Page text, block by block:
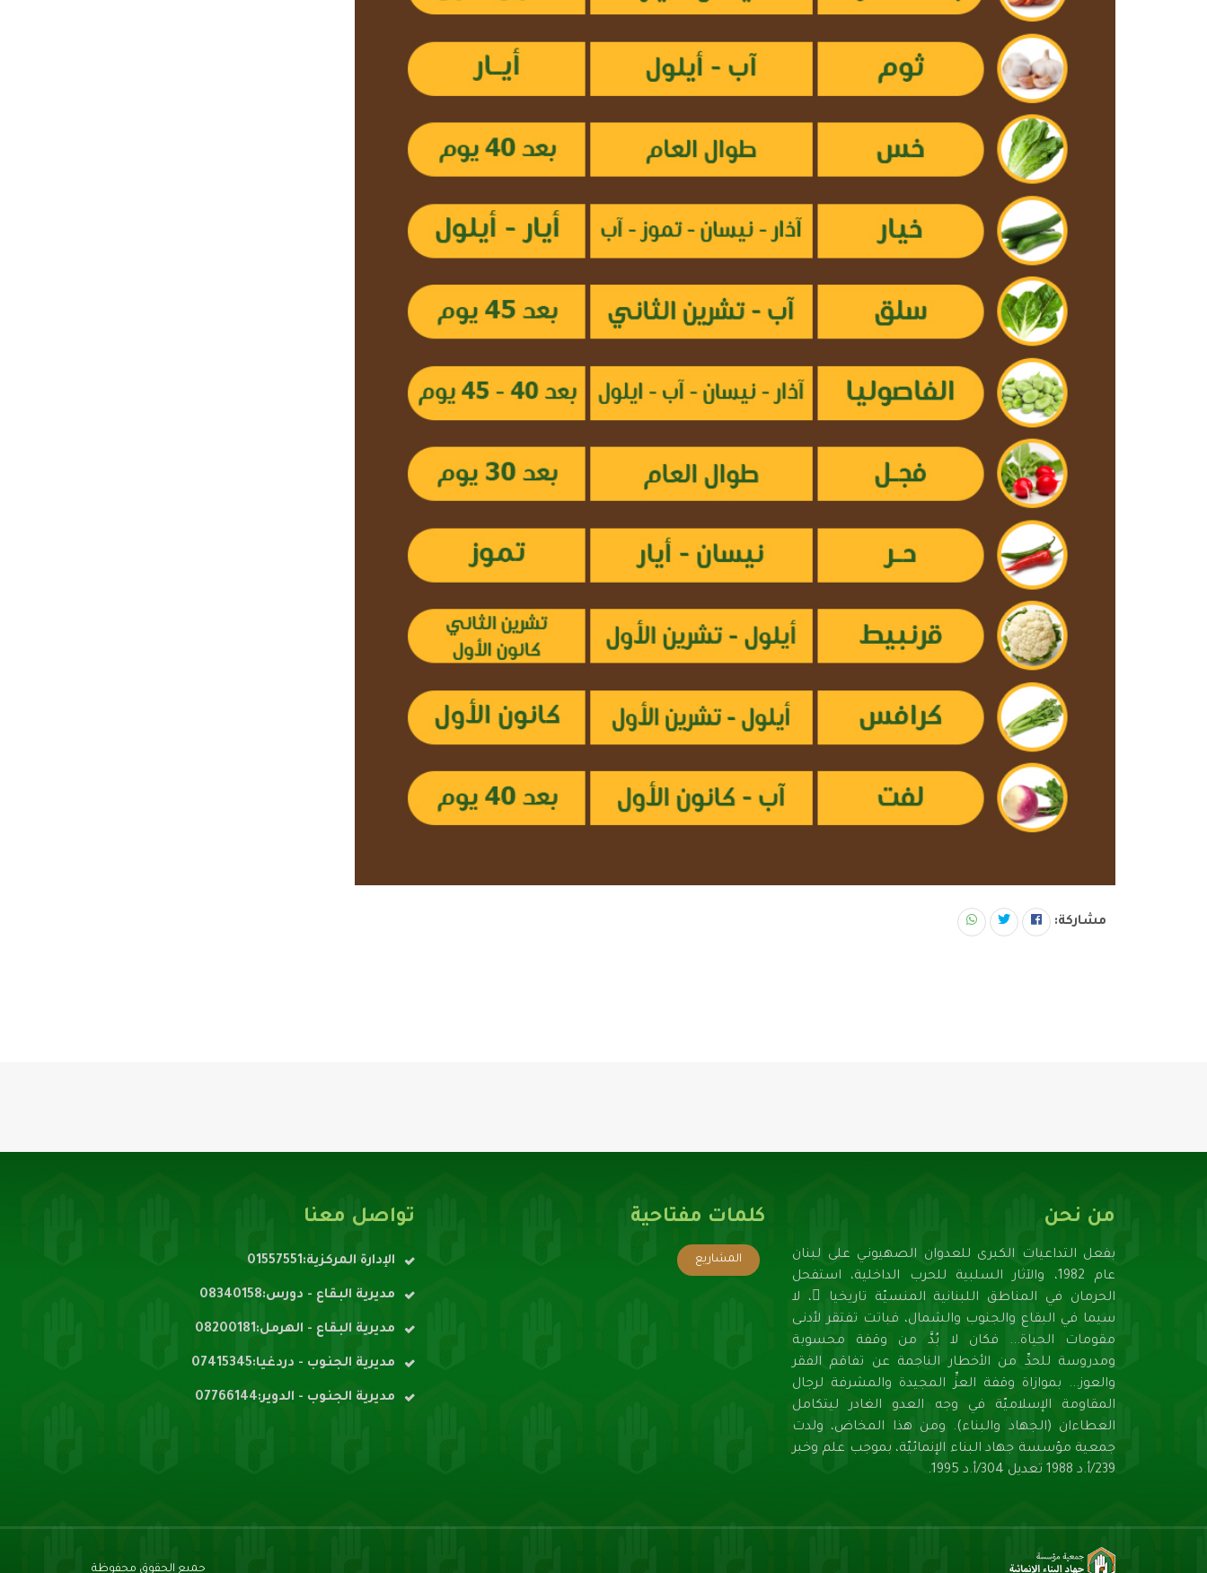
مشاركة:
من نحن
بفعل التداعيات الكبرى للعدوان الصهيونـي على لبنان
عام 1982، والآثار السلبية للحرب الداخلية، استفحل
الحرمان في المناطق اللبنانية المنسيّة تاريخيا ً، لا
سيما في البقاع والجنوب والشمال، فباتت تفتقر لأدنـى
مقومات الحياة... فكان لا بُدَّ من وقفة محسوبة
ومدروسة للحدِّ من الأخطار الناجمة عن تفاقم الفقر
والعوز... بموازاة وقفة العزِّ المجيدة والمشرفة لرجال
المقاومة الإسلاميّة في وجه العدو الغادر ليتكامل
العطاءان (الجهاد والبناء). ومن هذا المخاض، ولدت
جمعية مؤسسة جهاد البناء الإنمائيّة، بموجب علم وخبر
239/أ.د 1988 تعديل 304/أ.د 1995.
كلمات مفتاحية
المشاريع
تواصل معنا
الإدارة المركزية:01557551
مديرية البقاع - دورس:08340158
مديرية البقاع - الهرمل:08200181
مديرية الجنوب - دردغيا:07415345
مديرية الجنوب - الدوير:07766144
جميع الحقوق محفوظة